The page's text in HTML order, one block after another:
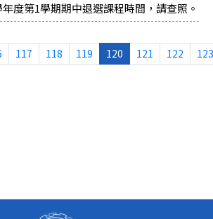
年度第1學期期中退選課程時間，請查照。
117 118 119 120 121 122 123